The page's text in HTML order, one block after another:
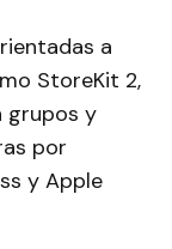
a
StoreKit 2,
grupos y
por
y Apple